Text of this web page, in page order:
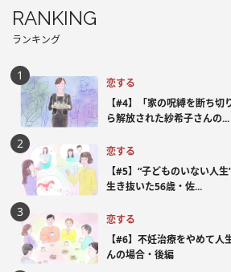
RANKING
ランキング
恋する
【#4】「家の呪縛を断ち
ら解放された紗希子さんの...
恋する
【#5】“子どものいない人
生き抜いた56歳・佐...
恋する
【#6】不妊治療をやめて
んの場合・後編